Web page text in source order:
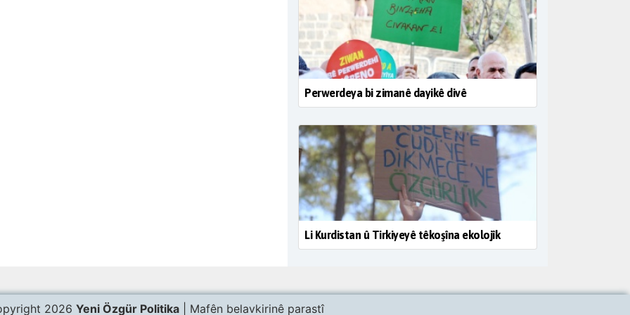
Perwerdeya bi zimanê dayikê divê
Li Kurdistan û Tirkiyeyê têkoşîna ekolojîk
2026 Yeni Özgür Politika| Mafên belavkirinê parastî